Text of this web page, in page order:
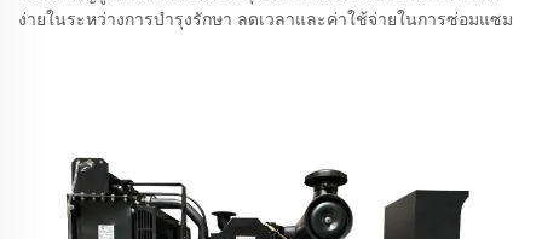
ง่ายในระหว่างการบำรุงรักษา ลดเวลาและค่าใช้จ่ายในการซ่อมแซม